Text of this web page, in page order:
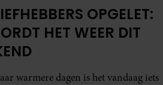
OPGELET:
HET WEER DIT
warmere dagen is het vandaag iets